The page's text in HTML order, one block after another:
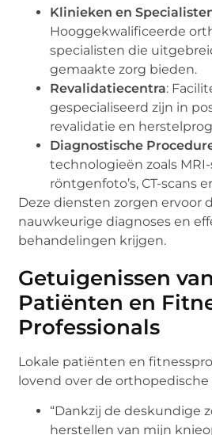
Klinieken en
Hooggekwalificeerde
specialisten die
gemaakte zorg bieden.
Revalidatiecentra:
gespecialiseerd zijn in
revalidatie en
Diagnostische
technologieën zoals MRI-
röntgenfoto’s, CT-scans
Deze diensten zorgen ervoor
nauwkeurige diagnoses en
behandelingen krijgen.
Getuigenissen
Patiënten en
Professionals
Lokale patiënten en
lovend over de
“Dankzij de deskundige
herstellen van mijn